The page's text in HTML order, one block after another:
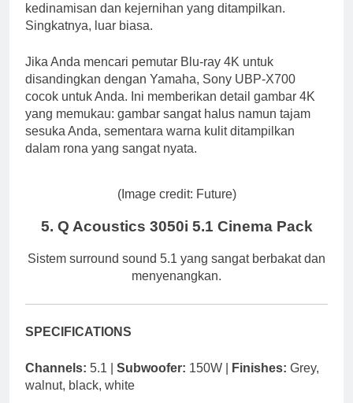
kedinamisan dan kejernihan yang ditampilkan.
Singkatnya, luar biasa.
Jika Anda mencari pemutar Blu-ray 4K untuk
disandingkan dengan Yamaha, Sony UBP-X700
cocok untuk Anda. Ini memberikan detail gambar 4K
yang memukau: gambar sangat halus namun tajam
sesuka Anda, sementara warna kulit ditampilkan
dalam rona yang sangat nyata.
(Image credit: Future)
5. Q Acoustics 3050i 5.1 Cinema Pack
Sistem surround sound 5.1 yang sangat berbakat dan
menyenangkan.
SPECIFICATIONS
Channels: 5.1 | Subwoofer: 150W | Finishes: Grey,
walnut, black, white